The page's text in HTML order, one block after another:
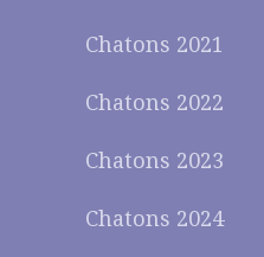
Chatons 2021
Chatons 2022
Chatons 2023
Chatons 2024